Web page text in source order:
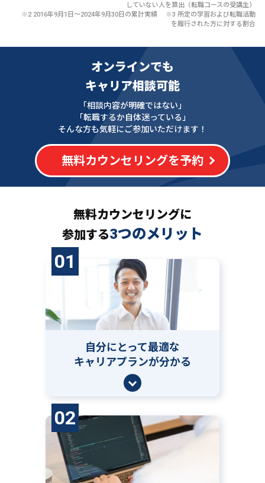
していない人を算出（転職コースの受講生）
※2 2016年9月1日〜2024年9月30日の累計実績 ※3 所定の学習および転職活動
を履行された方に対する割合
オンラインでも
キャリア相談可能
「相談内容が明確ではない」
「転職するか自体迷っている」
そんな方も気軽にご参加いただけます！
無料カウンセリングを予約
無料カウンセリングに
参加する3つのメリット
01
自分にとって最適な
キャリアプランが分かる
02